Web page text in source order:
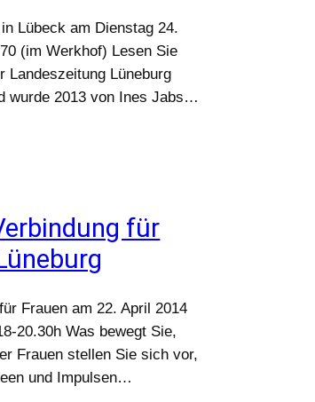
Lübeck am Dienstag 24.
(im Werkhof) Lesen Sie
Landeszeitung Lüneburg
wurde 2013 von Ines Jabs…
für
Frauen am 22. April 2014
20.30h Was bewegt Sie,
Frauen stellen Sie sich vor,
und Impulsen…